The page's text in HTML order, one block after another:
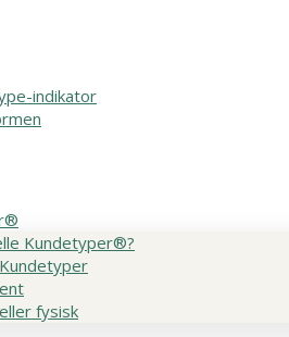
indikator
Kundetyper®?
fysisk